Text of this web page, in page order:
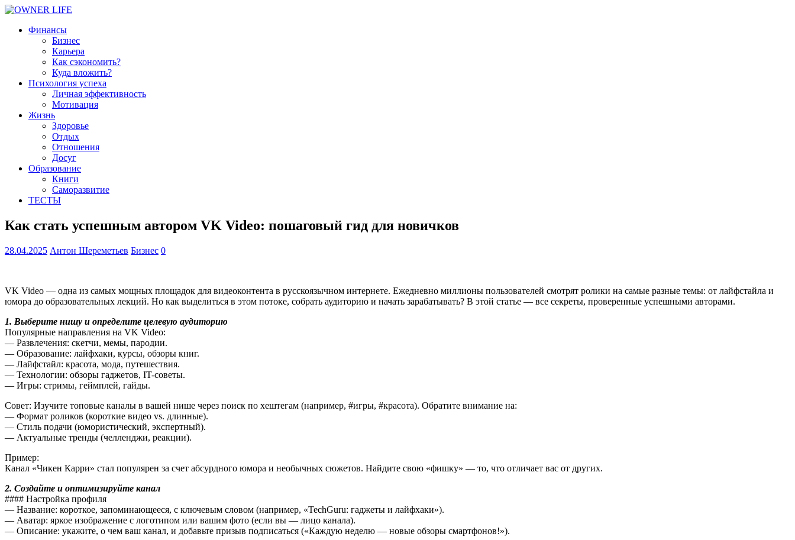
Финансы
Бизнес
Карьера
Как сэкономить?
Куда вложить?
Психология успеха
Личная эффективность
Мотивация
Жизнь
Здоровье
Отдых
Отношения
Досуг
Образование
Книги
Саморазвитие
ТЕСТЫ
Как стать успешным автором VK Video: пошаговый гид для новичков
28.04.2025 Антон Шереметьев Бизнес 0
VK Video — одна из самых мощных площадок для видеоконтента в русскоязычном интернете. Ежедневно миллионы пользователей смотрят ролики на самые разные темы: от лайфстайла и
юмора до образовательных лекций. Но как выделиться в этом потоке, собрать аудиторию и начать зарабатывать? В этой статье — все секреты, проверенные успешными авторами.
1. Выберите нишу и определите целевую аудиторию
Популярные направления на VK Video:
— Развлечения: скетчи, мемы, пародии.
— Образование: лайфхаки, курсы, обзоры книг.
— Лайфстайл: красота, мода, путешествия.
— Технологии: обзоры гаджетов, IT-советы.
— Игры: стримы, геймплей, гайды.
Совет: Изучите топовые каналы в вашей нише через поиск по хештегам (например, #игры, #красота). Обратите внимание на:
— Формат роликов (короткие видео vs. длинные).
— Стиль подачи (юмористический, экспертный).
— Актуальные тренды (челленджи, реакции).
Пример:
Канал «Чикен Карри» стал популярен за счет абсурдного юмора и необычных сюжетов. Найдите свою «фишку» — то, что отличает вас от других.
2. Создайте и оптимизируйте канал
#### Настройка профиля
— Название: короткое, запоминающееся, с ключевым словом (например, «TechGuru: гаджеты и лайфхаки»).
— Аватар: яркое изображение с логотипом или вашим фото (если вы — лицо канала).
— Описание: укажите, о чем ваш канал, и добавьте призыв подписаться («Каждую неделю — новые обзоры смартфонов!»).